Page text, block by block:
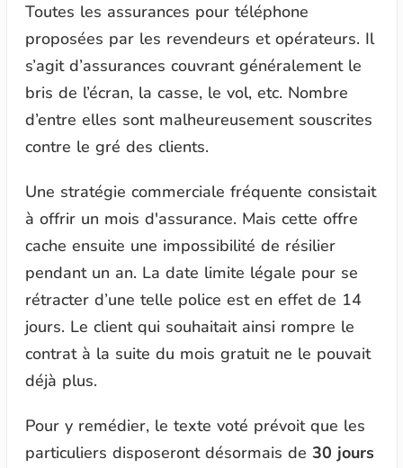
Toutes les assurances pour téléphone
proposées par les revendeurs et opérateurs. Il
s’agit d’assurances couvrant généralement le
bris de l’écran, la casse, le vol, etc. Nombre
d’entre elles sont malheureusement souscrites
contre le gré des clients.
Une stratégie commerciale fréquente consistait
à offrir un mois d'assurance. Mais cette offre
cache ensuite une impossibilité de résilier
pendant un an. La date limite légale pour se
rétracter d’une telle police est en effet de 14
jours. Le client qui souhaitait ainsi rompre le
contrat à la suite du mois gratuit ne le pouvait
déjà plus.
Pour y remédier, le texte voté prévoit que les
particuliers disposeront désormais de 30 jours